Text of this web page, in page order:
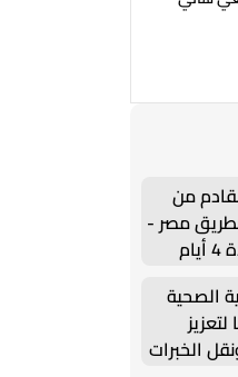
من
مصر -
الصحية
الخبرات